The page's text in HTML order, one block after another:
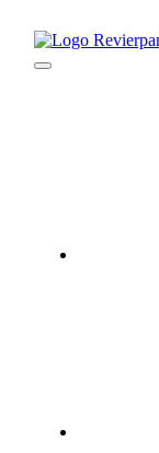
Inhalt
Toggle